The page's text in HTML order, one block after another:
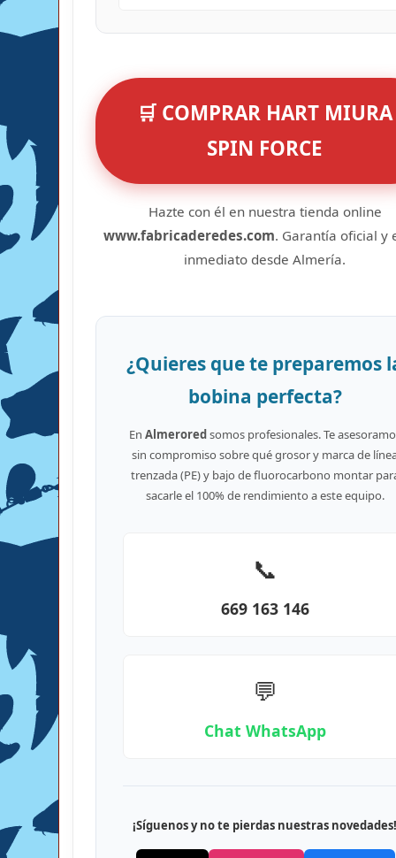
🛒 COMPRAR HART MIURA
SPIN FORCE
Hazte con él en nuestra tienda online
www.fabricaderedes.com. Garantía oficial y
inmediato desde Almería.
¿Quieres que te preparemos
bobina perfecta?
En Almeroredsomos profesionales. Te
sin compromiso sobre qué grosor y marca de
trenzada (PE) y bajo de fluorocarbono montar
sacarle el 100% de rendimiento a este equipo.
📞
669 163 146
💬
Chat WhatsApp
¡Síguenos y no te pierdas nuestras